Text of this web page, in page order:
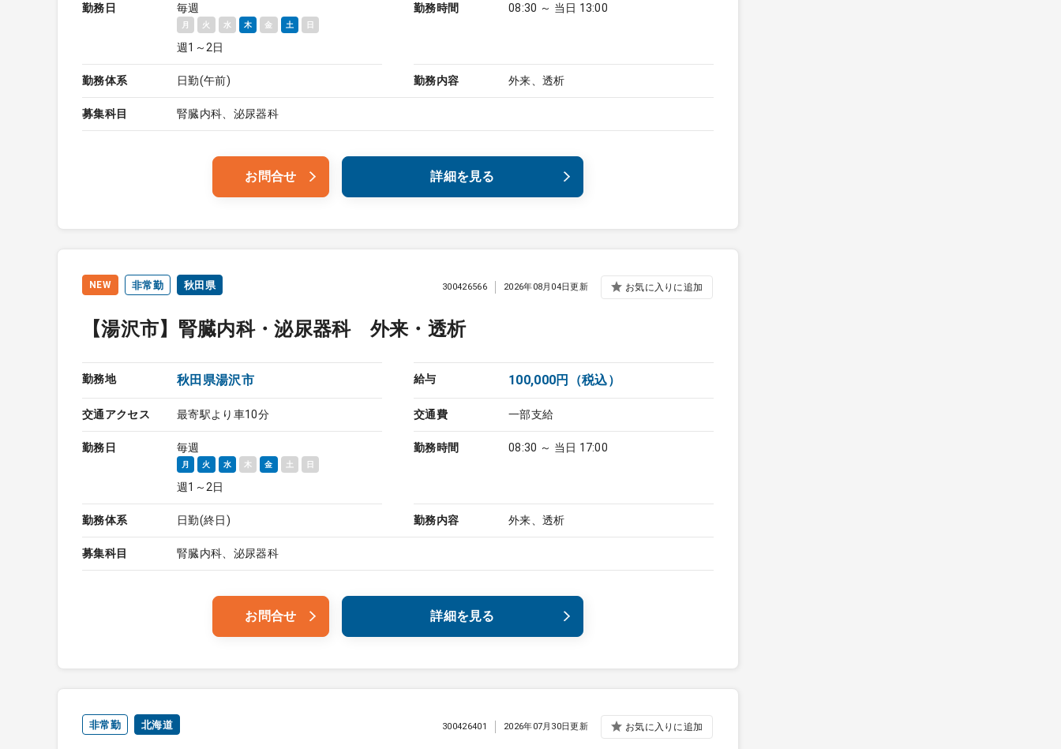
勤務日 毎週
月 火 水 木 金 土 日
週1～2日
勤務時間 08:30 ～ 当日 13:00
勤務体系 日勤(午前) 勤務内容 外来、透析
募集科目 腎臓内科、泌尿器科
お問合せ 詳細を見る
NEW 非常勤 秋田県
【湯沢市】腎臓内科・泌尿器科 外来・透析
300426566 2026年08月04日更新 お気に入りに追加
勤務地 秋田県湯沢市 給与 100,000円（税込）
交通アクセス 最寄駅より車10分 交通費 一部支給
勤務日 毎週
月 火 水 木 金 土 日
週1～2日
勤務時間 08:30 ～ 当日 17:00
勤務体系 日勤(終日) 勤務内容 外来、透析
募集科目 腎臓内科、泌尿器科
お問合せ 詳細を見る
非常勤 北海道 300426401 2026年07月30日更新 お気に入りに追加